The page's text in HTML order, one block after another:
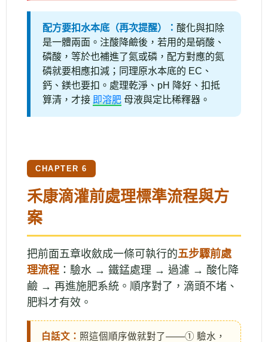
配方要扣水本底（再次提醒）： 酸化與扣除
是一體兩面。注酸降鹼後，若用的是硝酸、
磷酸，等於也補進了氮或磷，配方對應的氮
磷就要相應扣減；同理原水本底的 EC、
鈣、鎂也要扣。處理乾淨、pH 降好、扣抵
算清，才接 即溶肥 母液與定比稀釋器。
CHAPTER 6
禾康滴灌前處理標準流程與方
案
把前面五章收斂成一條可執行的五步驟前處
理流程 ：驗水 → 鐵錳處理 → 過濾 → 酸化降
鹼 → 再進施肥系統。順序對了，滴頭不堵、
肥料才有效。
白話文： 照這個順序做就對了——① 驗水，